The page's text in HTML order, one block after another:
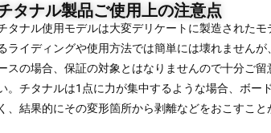
タナル製品ご使用上の注意点
タナル使用モデルは大変デリケートに製造された
ライディングや使用方法では簡単には壊れません
スの場合、保証の対象とはなりませんので十分ご留
。チタナルは1点に力が集中するような場合、ボー
く、結果的にその変形箇所から剥離などをおこすこと